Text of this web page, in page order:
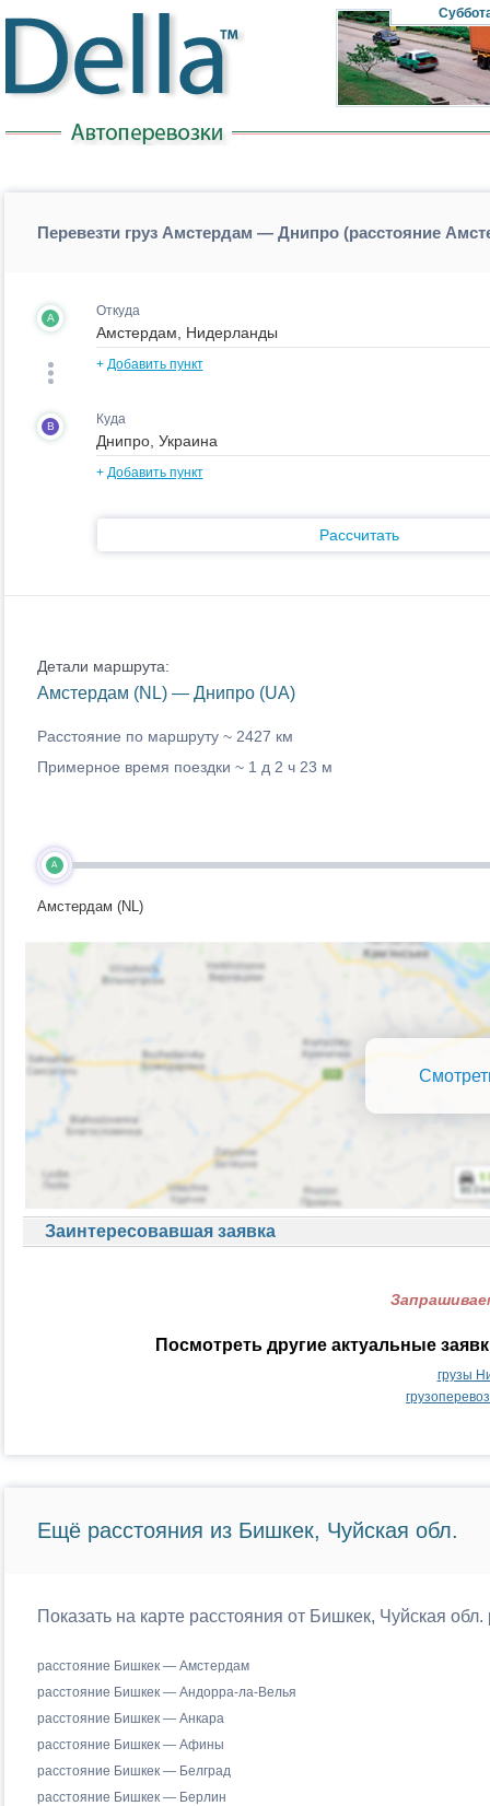
Перевезти груз Амстердам — Днипро (расстояние
A Откуда
+ Добавить пункт
B Куда
+ Добавить пункт
Рассчитать
Детали маршрута:
Амстердам (NL) — Днипро (UA)
Расстояние по маршруту ~ 2427 км
Примерное время поездки ~ 1 д 2 ч 23 м
A
Амстердам (NL)
Заинтересовавшая заявка
Посмотреть другие актуальные
грузы
Ещё расстояния из Бишкек, Чуйская обл.
Показать на карте расстояния от Бишкек, Чуйская
расстояние Бишкек — Амстердам
расстояние Бишкек — Андорра-ла-Велья
расстояние Бишкек — Анкара
расстояние Бишкек — Афины
расстояние Бишкек — Белград
расстояние Бишкек — Берлин